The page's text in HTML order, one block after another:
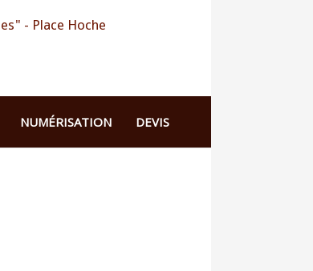
- Place Hoche
NUMÉRISATION DEVIS